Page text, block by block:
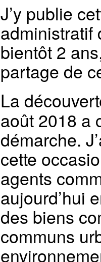
J’y publie
administratif
bientôt 2
partage de
La
août 2018 a
démarche.
cette
agents
aujourd’hui
des biens
communs